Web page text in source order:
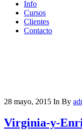
Info
Cursos
Clientes
Contacto
28 mayo, 2015 In By
Virginia-y-